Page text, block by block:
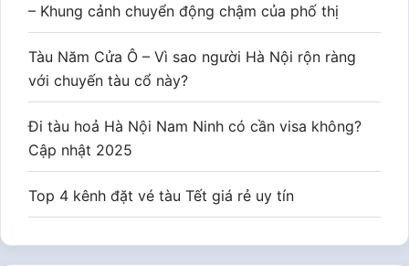
– Khung cảnh chuyển động chậm của phố thị
Tàu Năm Cửa Ô – Vì sao người Hà Nội rộn ràng
với chuyến tàu cổ này?
Đi tàu hoả Hà Nội Nam Ninh có cần visa không?
Cập nhật 2025
Top 4 kênh đặt vé tàu Tết giá rẻ uy tín